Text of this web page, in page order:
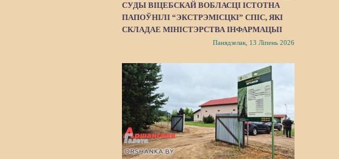
СУДЫ ВІЦЕБСКАЙ ВОБЛАСЦІ ІСТОТНА
ПАПОЎНІЛІ “ЭКСТРЭМІСЦКІ” СПІС, ЯКІ
СКЛАДАЕ МІНІСТЭРСТВА ІНФАРМАЦЫІ
Панядзелак, 13 Ліпень 2026